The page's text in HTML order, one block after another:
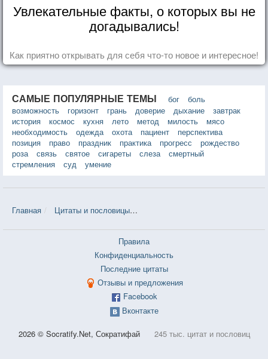
Увлекательные факты, о которых вы не
догадывались!
Как приятно открывать для себя что-то новое и интересное!
САМЫЕ ПОПУЛЯРНЫЕ ТЕМЫ бог
боль
возможность
горизонт грань доверие дыхание
завтрак
история
космос кухня лето метод милость
мясо
необходимость
одежда охота пациент
перспектива
позиция
право праздник практика прогресс
рождество
роза
связь святое сигареты слеза
смертный
стремления
суд умение
Главная Цитаты и пословицы
Правила
Конфиденциальность
Последние цитаты
Отзывы и предложения
Facebook
Вконтакте
2026 © Socratify.Net, Сократифай 245 тыс. цитат и пословиц